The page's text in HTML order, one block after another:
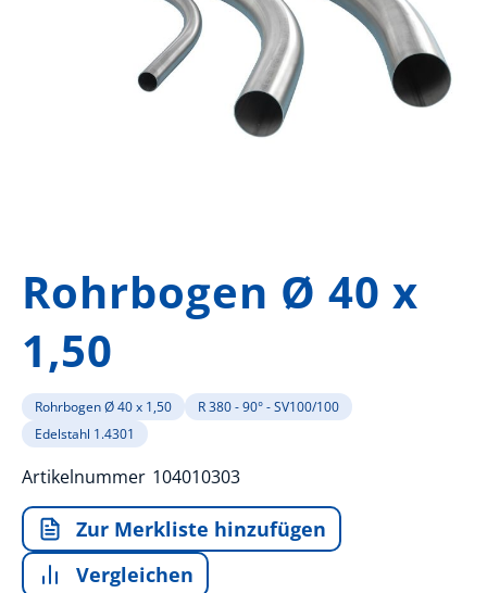
der
Bildergalerie
springen
Rohrbogen Ø 40 x
1,50
Rohrbogen Ø 40 x 1,50
R 380 - 90° - SV100/100
Edelstahl 1.4301
Artikelnummer 104010303
Zur Merkliste hinzufügen
Vergleichen